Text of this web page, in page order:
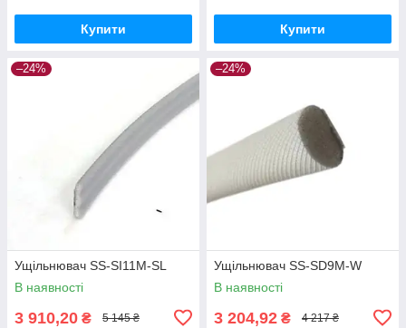
Купити Купити
–24%
Ущільнювач SS-SI11M-SL
В наявності
3 910,20 ₴ 5 145 ₴
–24%
Ущільнювач SS-SD9M-W
В наявності
3 204,92 ₴ 4 217 ₴